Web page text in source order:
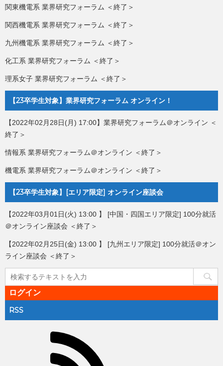
関東機電系 業界研究フォーラム ＜終了＞
関西機電系 業界研究フォーラム ＜終了＞
九州機電系 業界研究フォーラム ＜終了＞
化工系 業界研究フォーラム ＜終了＞
理系女子 業界研究フォーラム ＜終了＞
【23卒学生対象】業界研究フォーラム オンライン！
【2022年02月28日(月) 17:00】業界研究フォーラム＠オンライン ＜
終了＞
情報系 業界研究フォーラム＠オンライン ＜終了＞
機電系 業界研究フォーラム＠オンライン ＜終了＞
【23卒学生対象】[エリア限定] オンライン座談会
【2022年03月01日(火) 13:00 】 [中国・四国エリア限定] 100分就活
＠オンライン座談会 ＜終了＞
【2022年02月25日(金) 13:00 】 [九州エリア限定] 100分就活＠オン
ライン座談会 ＜終了＞
ログイン
RSS